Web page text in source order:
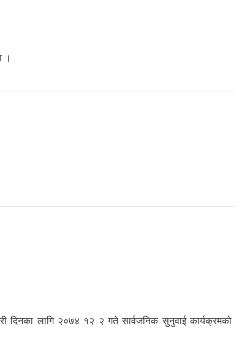
।
दिनका लागि २०७४ १२ २ गते सार्वजनिक सुनुवाई कार्यक्रमको